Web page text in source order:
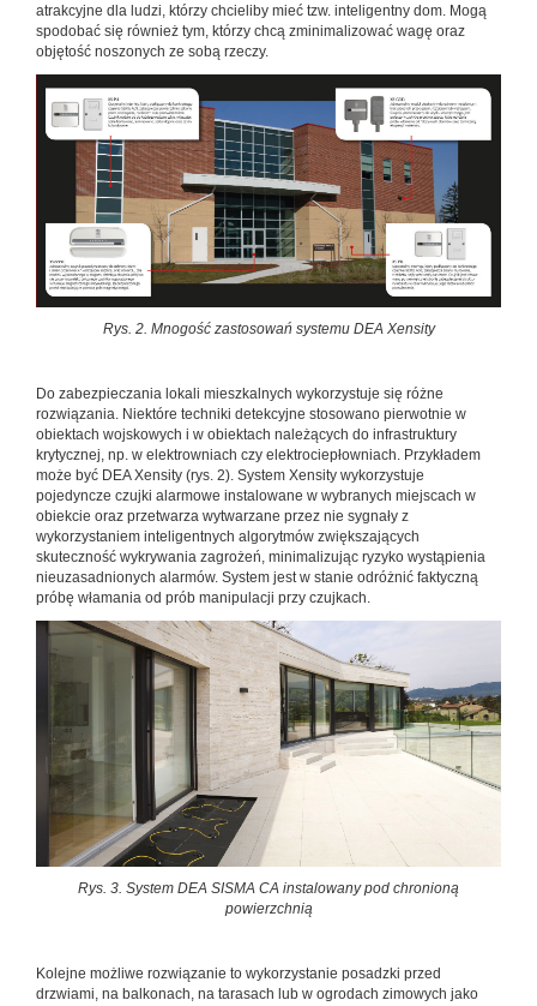
atrakcyjne dla ludzi, którzy chcieliby mieć tzw. inteligentny dom. Mogą
spodobać się również tym, którzy chcą zminimalizować wagę oraz
objętość noszonych ze sobą rzeczy.
Rys. 2. Mnogość zastosowań systemu DEA Xensity
Do zabezpieczania lokali mieszkalnych wykorzystuje się różne
rozwiązania. Niektóre techniki detekcyjne stosowano pierwotnie w
obiektach wojskowych i w obiektach należących do infrastruktury
krytycznej, np. w elektrowniach czy elektrociepłowniach. Przykładem
może być DEA Xensity (rys. 2). System Xensity wykorzystuje
pojedyncze czujki alarmowe instalowane w wybranych miejscach w
obiekcie oraz przetwarza wytwarzane przez nie sygnały z
wykorzystaniem inteligentnych algorytmów zwiększających
skuteczność wykrywania zagrożeń, minimalizując ryzyko wystąpienia
nieuzasadnionych alarmów. System jest w stanie odróżnić faktyczną
próbę włamania od prób manipulacji przy czujkach.
Rys. 3. System DEA SISMA CA instalowany pod chronioną
powierzchnią
Kolejne możliwe rozwiązanie to wykorzystanie posadzki przed
drzwiami, na balkonach, na tarasach lub w ogrodach zimowych jako